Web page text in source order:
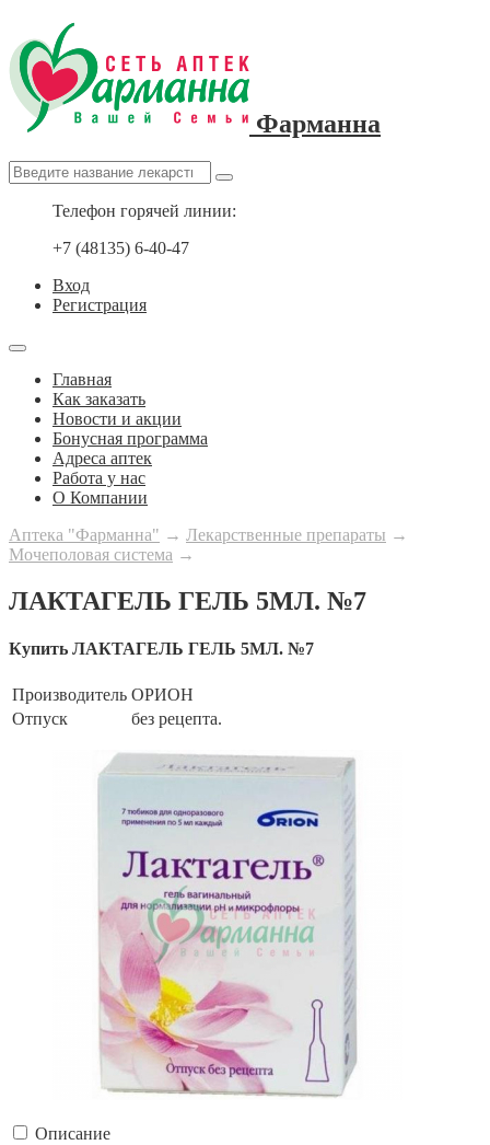
Фарманна
Телефон горячей линии:
+7 (48135) 6-40-47
Вход
Регистрация
Главная
Как заказать
Новости и акции
Бонусная программа
Адреса аптек
Работа у нас
О Компании
Аптека "Фарманна" → Лекарственные препараты →
Мочеполовая система →
ЛАКТАГЕЛЬ ГЕЛЬ 5МЛ. №7
Купить ЛАКТАГЕЛЬ ГЕЛЬ 5МЛ. №7
Производитель ОРИОН
Отпуск
без рецепта.
Описание